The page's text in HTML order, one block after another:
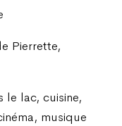
Pierrette,
le lac, cuisine,
musique